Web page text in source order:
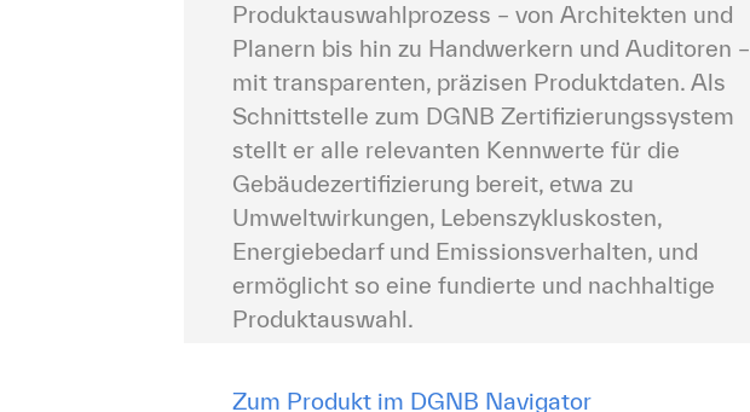
Produktauswahlprozess – von Architekten und
Planern bis hin zu Handwerkern und Auditoren –
mit transparenten, präzisen Produktdaten. Als
Schnittstelle zum DGNB Zertifizierungssystem
stellt er alle relevanten Kennwerte für die
Gebäudezertifizierung bereit, etwa zu
Umweltwirkungen, Lebenszykluskosten,
Energiebedarf und Emissionsverhalten, und
ermöglicht so eine fundierte und nachhaltige
Produktauswahl.
Zum Produkt im DGNB Navigator